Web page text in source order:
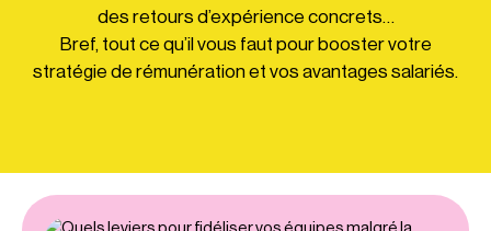
des retours d’expérience concrets…
Bref, tout ce qu’il vous faut pour booster votre
stratégie de rémunération et vos avantages salariés.